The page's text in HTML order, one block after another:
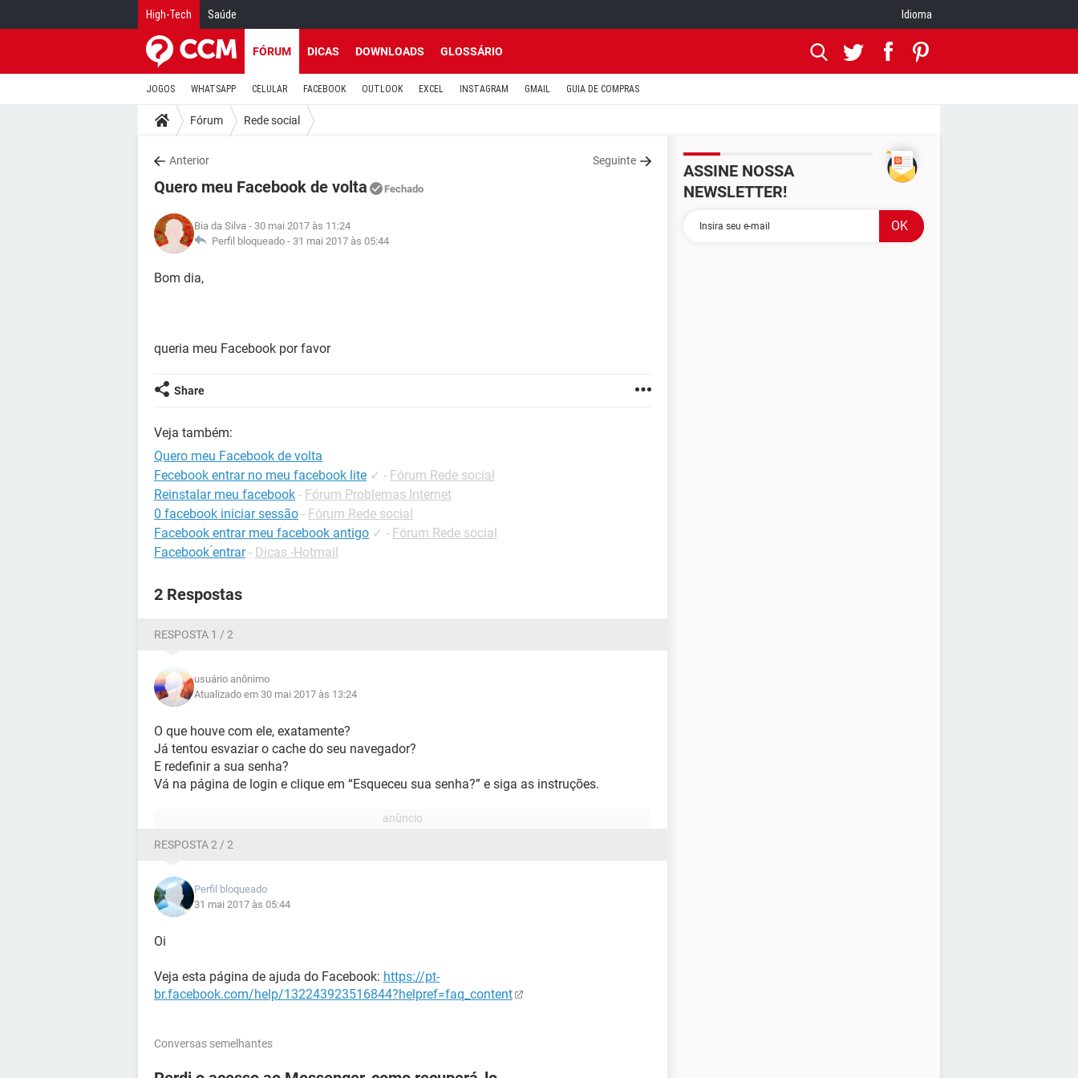
High-Tech Saúde Idioma
FÓRUM DICAS DOWNLOADS GLOSSÁRIO
JOGOS WHATSAPP CELULAR FACEBOOK OUTLOOK EXCEL INSTAGRAM GMAIL GUIA DE COMPRAS
Fórum Rede social
Anterior Seguinte
Quero meu Facebook de volta Fechado
Bia da Silva - 30 mai 2017 às 11:24
Perfil bloqueado - 31 mai 2017 às 05:44
Bom dia,
queria meu Facebook por favor
Share
Veja também:
Quero meu Facebook de volta
Fecebook entrar no meu facebook lite ✓ - Fórum Rede social
Reinstalar meu facebook - Fórum Problemas Internet
0 facebook iniciar sessão - Fórum Rede social
Facebook entrar meu facebook antigo ✓ - Fórum Rede social
Facebook ́entrar - Dicas -Hotmail
2 Respostas
RESPOSTA 1 / 2
usuário anônimo
Atualizado em 30 mai 2017 às 13:24
O que houve com ele, exatamente?
Já tentou esvaziar o cache do seu navegador?
E redefinir a sua senha?
Vá na página de login e clique em “Esqueceu sua senha?” e siga as instruções.
RESPOSTA 2 / 2
Perfil bloqueado
31 mai 2017 às 05:44
Oi
Veja esta página de ajuda do Facebook: https://pt-
br.facebook.com/help/132243923516844?helpref=faq_content
Conversas semelhantes
ASSINE NOSSA
NEWSLETTER!